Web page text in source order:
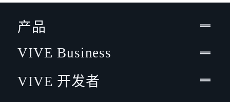
产品
VIVE Business
VIVE 开发者